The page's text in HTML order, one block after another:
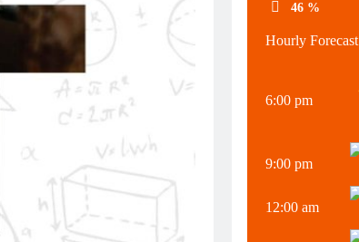
46 %
Hourly Forecast
6:00 pm
9:00 pm
12:00 am